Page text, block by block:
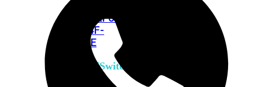
FPOEFortiSwitchRugged
424F-
POE
FortiSwitch